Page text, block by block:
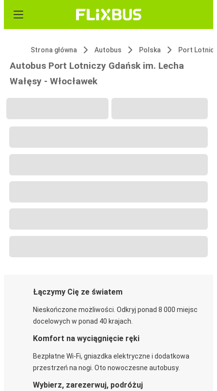
Strona główna Autobus Polska Port
Autobus Port Lotniczy Gdańsk im. Lecha
Wałęsy - Włocławek
Łączymy Cię ze światem
Nieskończone możliwości. Odkryj ponad 8 000 miejsc
docelowych w ponad 40 krajach.
Komfort na wyciągnięcie ręki
Bezpłatne Wi-Fi, gniazdka elektryczne i dodatkowa
przestrzeń na nogi. Oto nowoczesne autobusy.
Wybierz, zarezerwuj, podróżuj